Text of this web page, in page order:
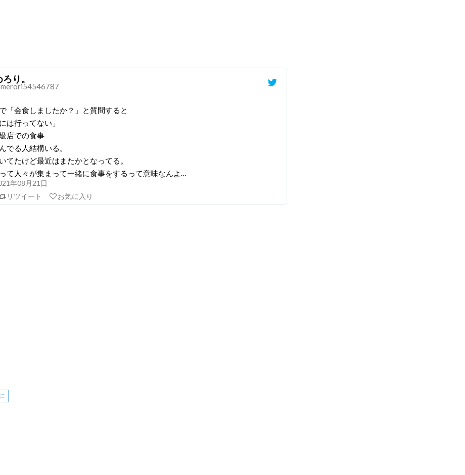
り。
「会食しましたか？」と質問すると
は行ってない」
店での食事
でる人結構いる。
てたけど最近はまたかとなってる。
って人々が集まって一緒に食事をするって意味なんよ…
年08月21日
リツイート お気に入り